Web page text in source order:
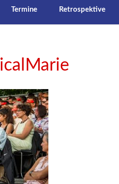
Termine Retrospektive